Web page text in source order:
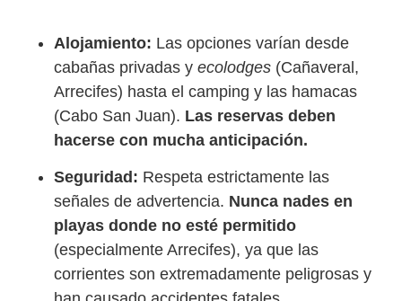
Alojamiento: Las opciones varían desde
cabañas privadas y ecolodges (Cañaveral,
Arrecifes) hasta el camping y las hamacas
(Cabo San Juan). Las reservas deben
hacerse con mucha anticipación.
Seguridad: Respeta estrictamente las
señales de advertencia. Nunca nades en
playas donde no esté permitido
(especialmente Arrecifes), ya que las
corrientes son extremadamente peligrosas y